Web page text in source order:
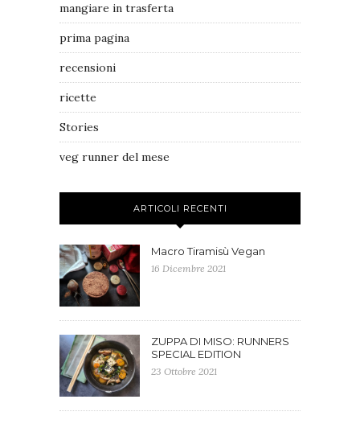
mangiare in trasferta
prima pagina
recensioni
ricette
Stories
veg runner del mese
ARTICOLI RECENTI
Macro Tiramisù Vegan
16 Dicembre 2021
ZUPPA DI MISO: RUNNERS
SPECIAL EDITION
23 Ottobre 2021